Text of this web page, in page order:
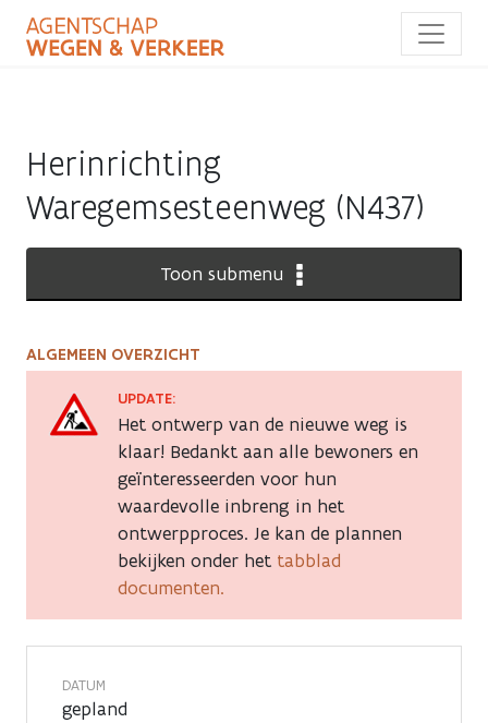
naar
Herinrichting
Waregemsesteenweg (N437)
Toon submenu
Herinrichting
Waregemsesteenweg
ALGEMEEN OVERZICHT
UPDATE:
Het ontwerp van de nieuwe weg is
klaar! Bedankt aan alle bewoners en
geïnteresseerden voor hun
waardevolle inbreng in het
ontwerpproces. Je kan de plannen
bekijken onder het tabblad
documenten.
DATUM
gepland